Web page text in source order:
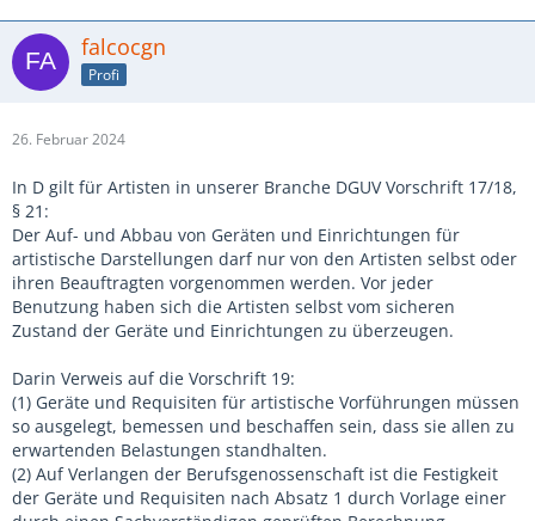
falcocgn
Profi
26. Februar 2024
In D gilt für Artisten in unserer Branche DGUV Vorschrift 17/18,
§ 21:
Der Auf- und Abbau von Geräten und Einrichtungen für
artistische Darstellungen darf nur von den Artisten selbst oder
ihren Beauftragten vorgenommen werden. Vor jeder
Benutzung haben sich die Artisten selbst vom sicheren
Zustand der Geräte und Einrichtungen zu überzeugen.
Darin Verweis auf die Vorschrift 19:
(1) Geräte und Requisiten für artistische Vorführungen müssen
so ausgelegt, bemessen und beschaffen sein, dass sie allen zu
erwartenden Belastungen standhalten.
(2) Auf Verlangen der Berufsgenossenschaft ist die Festigkeit
der Geräte und Requisiten nach Absatz 1 durch Vorlage einer